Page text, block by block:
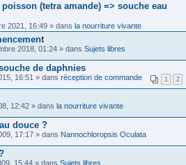
(tetra amande) => souche eau
2021, 16:49 » dans la nourriture vivante
2018, 01:24 » dans Sujets libres
de daphnies
1 2
16:51 » dans réception de commande
12:42 » dans la nourriture vivante
douce ?
17:17 » dans Nannochloropsis Oculata
15:44 » dans Sujets libres